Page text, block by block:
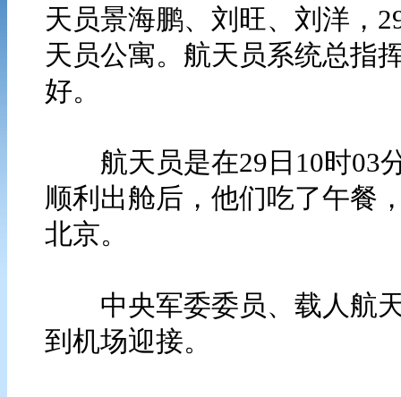
天员景海鹏、刘旺、刘洋，
天员公寓。航天员系统总指
好。
航天员是在29日10时03
顺利出舱后，他们吃了午餐
北京。
中央军委委员、载人航天
到机场迎接。